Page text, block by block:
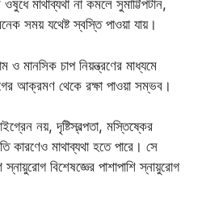
মাথাব্যথা না কমলে সুমাট্টিপটান,
সময় যথেষ্ট স্বস্তি পাওয়া যায়।
ও মানসিক চাপ নিয়ন্ত্রণের মাধ্যমে
আক্রমণ থেকে রক্ষা পাওয়া সম্ভব।
নয়, দৃষ্টিস্বল্পতা, মস্তিষ্কের
কারণেও মাথাব্যথা হতে পারে। সে
স্নায়ুরোগ বিশেষজ্ঞের পাশাপাশি স্নায়ুরোগ